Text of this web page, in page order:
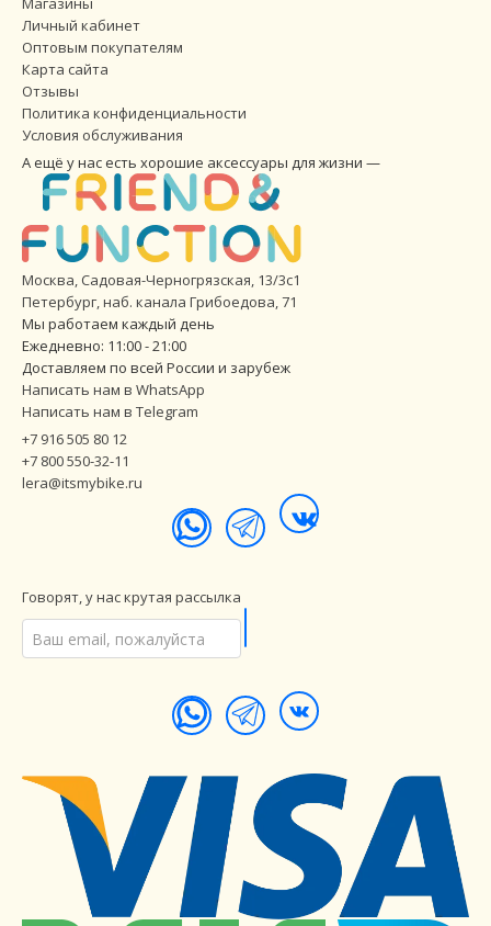
Личный кабинет
Оптовым покупателям
Карта сайта
Отзывы
Политика конфиденциальности
Условия обслуживания
А ещё у нас есть хорошие аксессуары для жизни —
Москва, Садовая-Черногрязская, 13/3с1
Петербург,наб. канала Грибоедова, 71
Мы работаем каждый день
Ежедневно: 11:00 - 21:00
Доставляем по всей России и зарубеж
Написать нам в WhatsApp
Написать нам в Telegram
+7 916 505 80 12
+7 800 550-32-11
lera@itsmybike.ru
Говорят, у нас крутая рассылка